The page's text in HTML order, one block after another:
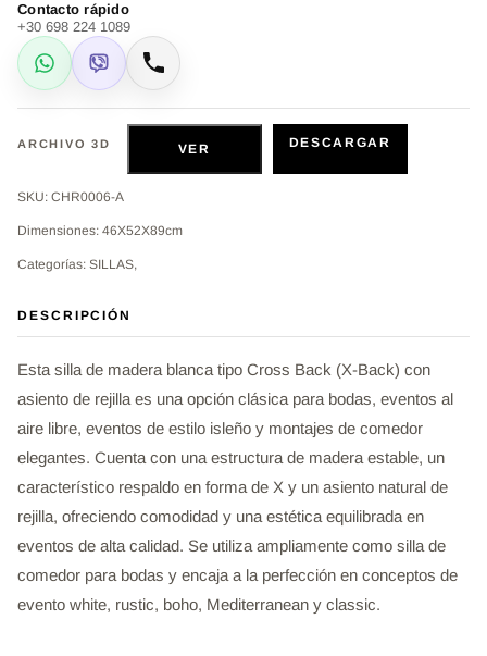
Contacto rápido
+30 698 224 1089
WhatsApp
Viber Llamar
ARCHIVO 3D VER DESCARGAR
SKU: CHR0006-A
Dimensiones: 46X52X89cm
Categorías: SILLAS,
DESCRIPCIÓN
Esta silla de madera blanca tipo Cross Back (X-Back) con
asiento de rejilla es una opción clásica para bodas, eventos al
aire libre, eventos de estilo isleño y montajes de comedor
elegantes. Cuenta con una estructura de madera estable, un
característico respaldo en forma de X y un asiento natural de
rejilla, ofreciendo comodidad y una estética equilibrada en
eventos de alta calidad. Se utiliza ampliamente como silla de
comedor para bodas y encaja a la perfección en conceptos de
evento white, rustic, boho, Mediterranean y classic.